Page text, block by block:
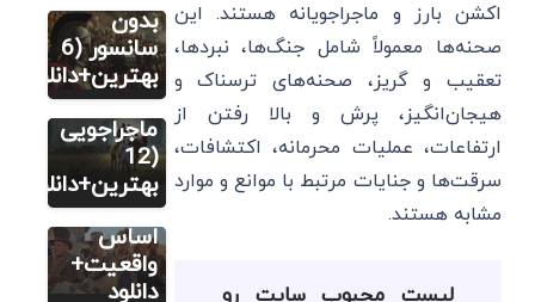
اکشن بارز و ماجراجویانه هستند. این
صحنه‌ها معمولاً شامل جنگ‌ها، نبردها،
تعقیب و گریز، صحنه‌های ترسناک و
هیجان‌انگیز، پرش و بالا رفتن از
ارتفاعات، عملیات محرمانه، اکتشافات،
سرقت‌ها و جنایات مرتبط با موانع و موارد
مشابه هستند.
لیست محبوب سایت رو
بدون
سانسور (6
بهترین+دانلود)
فیلم
فیلم های
تاریخی
ماجراجویی
(12
بهترین+دانلود)
فیلم
12 بهترین
فیلم
تاریخی بر
اساس
واقعیت+
دانلود
فیلم
14 فیلم
سینمایی
اکشن